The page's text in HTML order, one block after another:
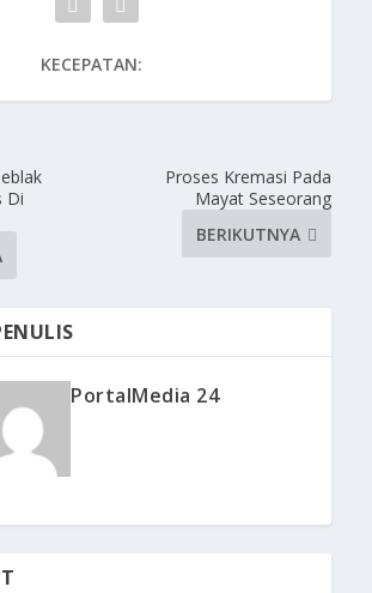
KECEPATAN:
Di
Proses Kremasi Pada
Mayat Seseorang
BERIKUTNYA
PortalMedia 24